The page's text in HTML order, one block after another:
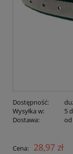
Dostępność:
Wysyłka w:
5
Dostawa:
od
Cena nie
Cena: 28,97 zł